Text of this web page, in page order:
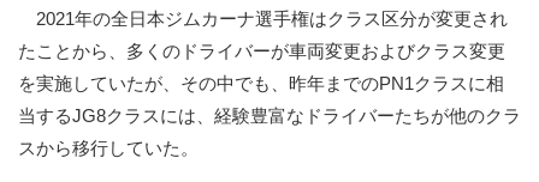
2021年の全日本ジムカーナ選手権はクラス区分が変更され
たことから、多くのドライバーが車両変更およびクラス変更
を実施していたが、その中でも、昨年までのPN1クラスに相
当するJG8クラスには、経験豊富なドライバーたちが他のクラ
スから移行していた。